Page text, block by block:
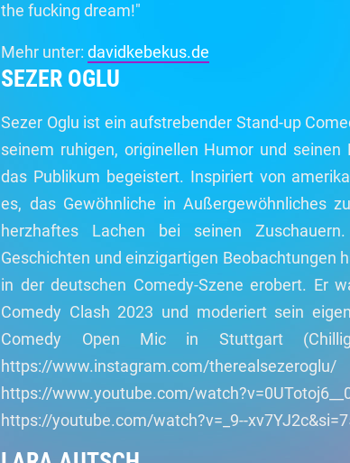
the fucking dream!"
Mehr unter:davidkebekus.de
SEZER OGLU
Sezer Oglu ist ein aufstrebender Stand-up
seinem ruhigen, originellen Humor und seinen
das Publikum begeistert. Inspiriert von
es, das Gewöhnliche in Außergewöhnliches
herzhaftes Lachen bei seinen
Geschichten und einzigartigen Beobachtungen
in der deutschen Comedy-Szene erobert. Er
Comedy Clash 2023 und moderiert sein
Comedy Open Mic in Stuttgart
https://www.instagram.com/
https://www.youtube.com/
https://youtube.com/watch?v=_9--